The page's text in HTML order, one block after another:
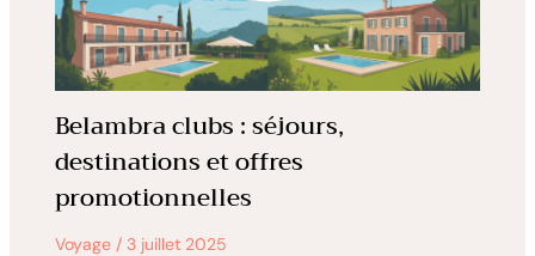
Belambra clubs : séjours,
destinations et offres
promotionnelles
Voyage/ 3 juillet 2025